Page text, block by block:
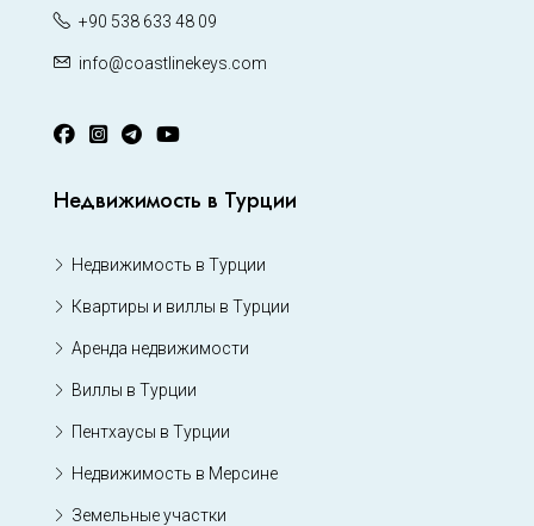
+90 538 633 48 09
info@coastlinekeys.com
Недвижимость в Турции
Недвижимость в Турции
Квартиры и виллы в Турции
Аренда недвижимости
Виллы в Турции
Пентхаусы в Турции
Недвижимость в Мерсине
Земельные участки